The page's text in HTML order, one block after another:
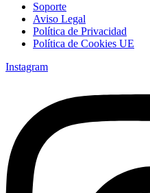
Soporte
Aviso Legal
Política de Privacidad
Política de Cookies UE
Instagram